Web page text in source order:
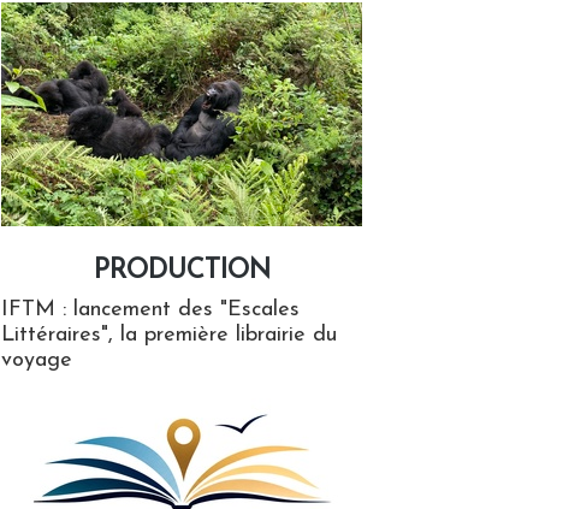
PRODUCTION
IFTM : lancement des "Escales
Littéraires", la première librairie du
voyage